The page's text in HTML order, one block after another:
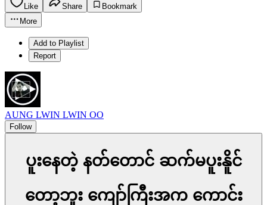
Like Share
Bookmark
More
Add to Playlist
Report
AUNG LWIN LWIN OO
Follow
ပူးနေတဲ့ နတ်တောင် ဆက်မပူးနိူင်
တော့ဘူး ကျော်ကြီးအက ကောင်း